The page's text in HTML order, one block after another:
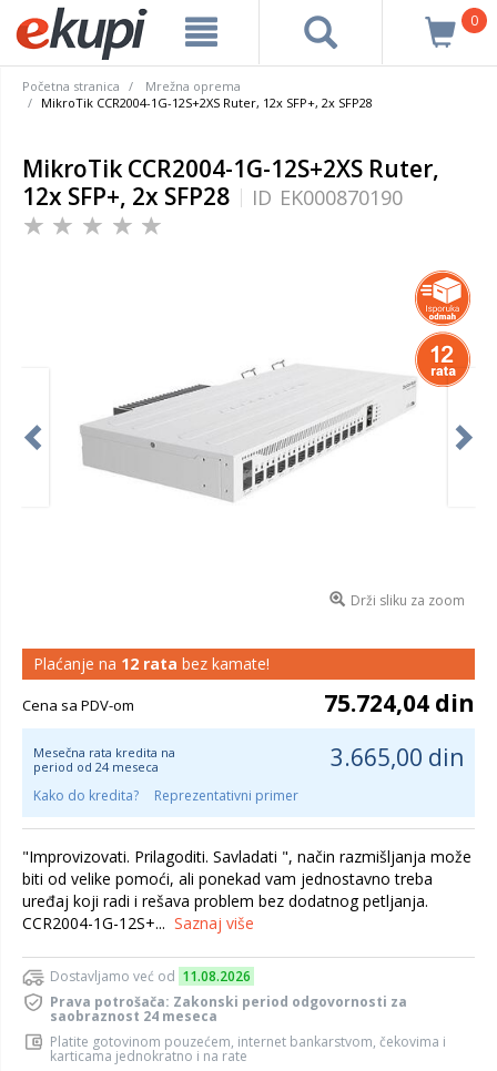
0
Početna stranica
Mrežna oprema
MikroTik CCR2004-1G-12S+2XS Ruter, 12x SFP+, 2x SFP28
MikroTik CCR2004-1G-12S+2XS Ruter,
12x SFP+, 2x SFP28
ID EK000870190
Drži sliku za zoom
Plaćanje na 12 rata bez kamate!
Cena sa PDV-om 75.724,04 din
Mesečna rata kredita na
period od 24 meseca
3.665,00 din
Kako do kredita? Reprezentativni primer
"Improvizovati. Prilagoditi. Savladati ", način razmišljanja može
biti od velike pomoći, ali ponekad vam jednostavno treba
uređaj koji radi i rešava problem bez dodatnog petljanja.
CCR2004-1G-12S+... Saznaj više
Dostavljamo već od 11.08.2026
Prava potrošača: Zakonski period odgovornosti za
saobraznost 24 meseca
Platite gotovinom pouzećem, internet bankarstvom, čekovima i
karticama jednokratno i na rate